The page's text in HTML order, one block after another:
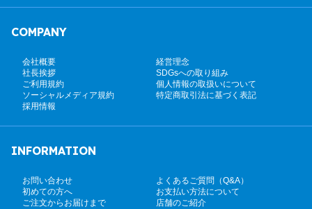
COMPANY
会社概要
経営理念
社長挨拶
SDGsへの取り組み
ご利用規約
個人情報の取扱いについて
ソーシャルメディア規約
特定商取引法に基づく表記
採用情報
INFORMATION
お問い合わせ
よくあるご質問（Q&A）
初めての方へ
お支払い方法について
ご注文からお届けまで
店舗のご紹介